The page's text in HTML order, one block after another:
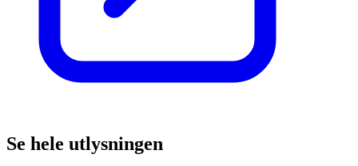
Se hele utlysningen